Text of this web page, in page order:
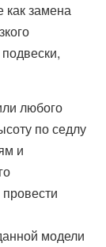
как замена
любого
по седлу
и
модели